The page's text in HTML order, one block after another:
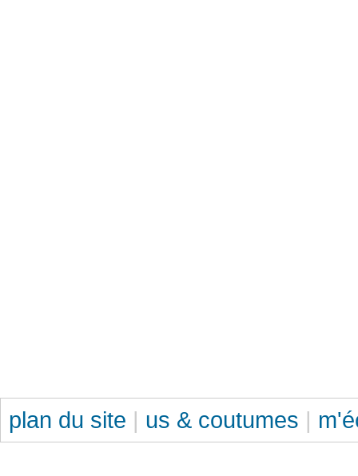
plan du site | us & coutumes |